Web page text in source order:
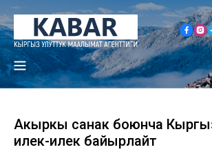
Акыркы санак боюнча
илек-илек байырлайт